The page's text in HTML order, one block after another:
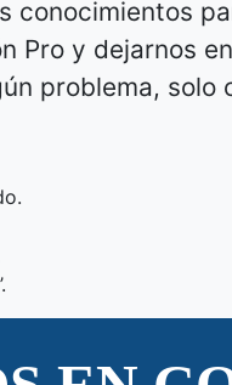
conocimientos
Pro y dejarnos
problema, solo